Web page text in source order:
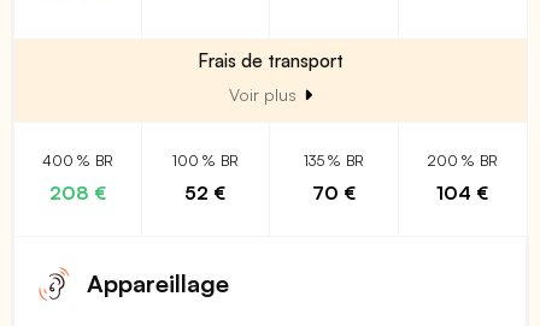
Frais de transport
Voir plus
400 % BR
208 €
100 % BR
52 €
135 % BR
70 €
200 % BR
104 €
Appareillage